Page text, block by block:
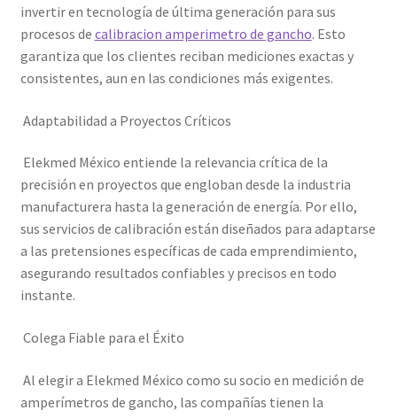
Osciloscopio con certificado de calibración
Productos calibrados con certificado de Calibración
Servicios de calibración eléctrica
Sobre Nosotros – Elekmed México
Soporte
Tienda
Trayectoria de Elekmed México
Visión de Elekmed México
invertir en tecnología de última generación para sus
procesos de calibracion amperimetro de gancho. Esto
garantiza que los clientes reciban mediciones exactas y
consistentes, aun en las condiciones más exigentes.
Adaptabilidad a Proyectos Críticos
Elekmed México entiende la relevancia crítica de la
precisión en proyectos que engloban desde la industria
manufacturera hasta la generación de energía. Por ello,
sus servicios de calibración están diseñados para adaptarse
a las pretensiones específicas de cada emprendimiento,
asegurando resultados confiables y precisos en todo
instante.
Colega Fiable para el Éxito
Al elegir a Elekmed México como su socio en medición de
amperímetros de gancho, las compañías tienen la